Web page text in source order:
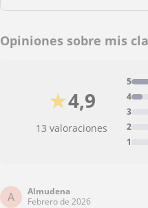
Opiniones sobre mis
4,9
★
13 valoraciones
1
2
3
4
5
A
Almudena
Febrero de 2026